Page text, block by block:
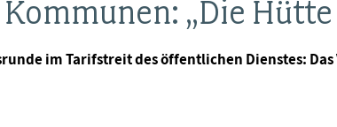
„Die
im Tarifstreit des öffentlichen Dienstes: